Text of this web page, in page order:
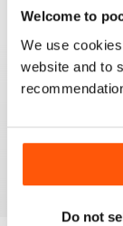
Welcome to
We use
website and to
Do not
HI-FI NEWS
Please review